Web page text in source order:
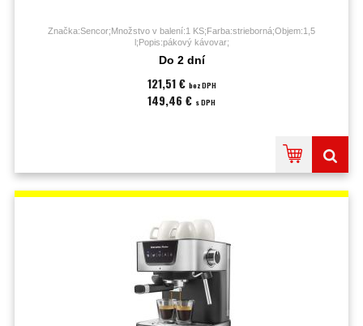
Značka:Sencor;Množstvo v balení:1 KS;Farba:strieborná;Objem:1,5
l;Popis:pákový kávovar;
Do 2 dní
121,51 € bez DPH
149,46 € s DPH